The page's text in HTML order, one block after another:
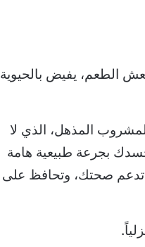
الطعم، يفيض بالحيوية
المذهل، الذي لا
بجرعة طبيعية هامة
تدعم صحتك، وتحافظ على